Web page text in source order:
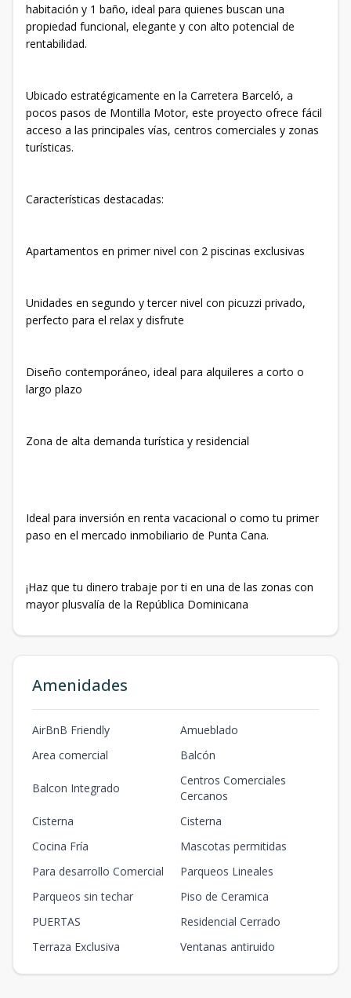
habitación y 1 baño, ideal para quienes buscan una
propiedad funcional, elegante y con alto potencial de
rentabilidad.
Ubicado estratégicamente en la Carretera Barceló, a
pocos pasos de Montilla Motor, este proyecto ofrece fácil
acceso a las principales vías, centros comerciales y zonas
turísticas.
Características destacadas:
Apartamentos en primer nivel con 2 piscinas exclusivas
Unidades en segundo y tercer nivel con picuzzi privado,
perfecto para el relax y disfrute
Diseño contemporáneo, ideal para alquileres a corto o
largo plazo
Zona de alta demanda turística y residencial
Ideal para inversión en renta vacacional o como tu primer
paso en el mercado inmobiliario de Punta Cana.
¡Haz que tu dinero trabaje por ti en una de las zonas con
mayor plusvalía de la República Dominicana
Amenidades
AirBnB Friendly
Amueblado
Area comercial
Balcón
Balcon Integrado
Centros Comerciales
Cercanos
Cisterna
Cisterna
Cocina Fría
Mascotas permitidas
Para desarrollo Comercial
Parqueos Lineales
Parqueos sin techar
Piso de Ceramica
PUERTAS
Residencial Cerrado
Terraza Exclusiva
Ventanas antiruido